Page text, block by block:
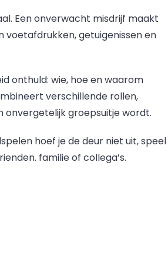
Een onverwacht misdrijf maakt
voetafdrukken, getuigenissen en
onthuld: wie, hoe en waarom
verschillende rollen,
onvergetelijk groepsuitje wordt.
hoef je de deur niet uit, speel
familie of collega’s.